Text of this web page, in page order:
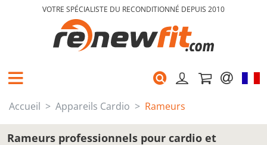
VOTRE SPÉCIALISTE DU RECONDITIONNÉ DEPUIS 2010
Accueil Appareils Cardio Rameurs
Rameurs professionnels pour cardio et